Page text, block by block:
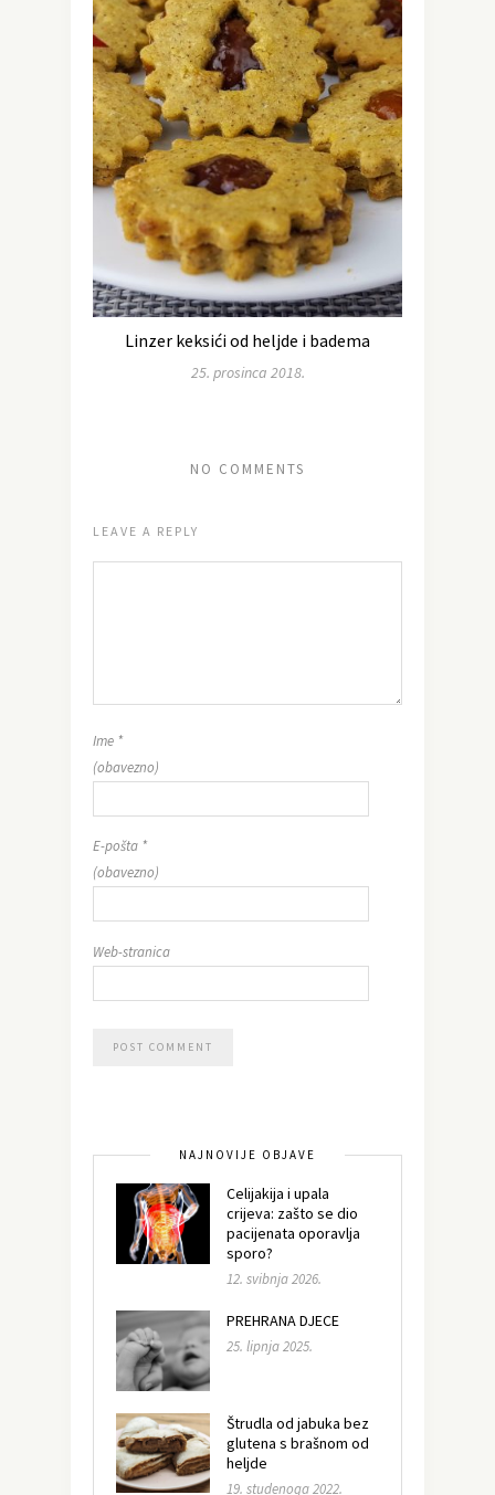
Linzer keksići od heljde i badema
25. prosinca 2018.
NO COMMENTS
LEAVE A REPLY
Ime *
(obavezno)
E-pošta *
(obavezno)
Web-stranica
NAJNOVIJE OBJAVE
Celijakija i upala
crijeva: zašto se dio
pacijenata oporavlja
sporo?
12. svibnja 2026.
PREHRANA DJECE
25. lipnja 2025.
Štrudla od jabuka bez
glutena s brašnom od
heljde
19. studenoga 2022.